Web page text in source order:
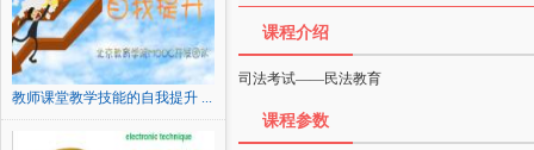
教师课堂教学技能的自我提升 ...
课程介绍
司法考试——民法教育
课程参数